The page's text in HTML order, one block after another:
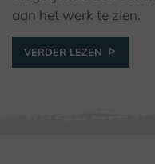
aan het werk te zien.
VERDER LEZEN